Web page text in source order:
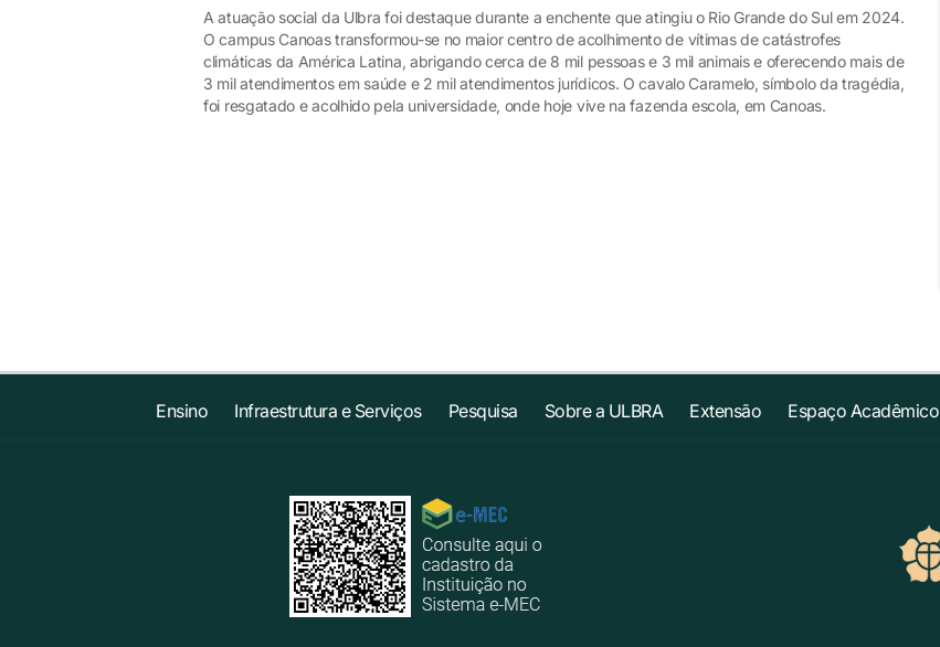
A atuação social da Ulbra foi destaque durante a enchente que atingiu o Rio Grande do Sul em 2024.
O campus Canoas transformou-se no maior centro de acolhimento de vítimas de catástrofes
climáticas da América Latina, abrigando cerca de 8 mil pessoas e 3 mil animais e oferecendo mais de
3 mil atendimentos em saúde e 2 mil atendimentos jurídicos. O cavalo Caramelo, símbolo da tragédia,
foi resgatado e acolhido pela universidade, onde hoje vive na fazenda escola, em Canoas.
Ensino Infraestrutura e Serviços Pesquisa Sobre a ULBRA Extensão Espaço Acadêmico